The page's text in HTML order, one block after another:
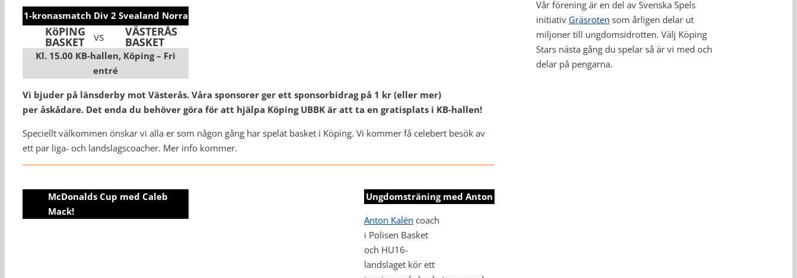
1-kronasmatch Div 2 Svealand Norra
KöPING
BASKET vs VÄSTERÅS
BASKET
Kl. 15.00 KB-hallen, Köping – Fri
entré
Vi bjuder på länsderby mot Västerås. Våra sponsorer ger ett sponsorbidrag på 1 kr (eller mer)
per åskådare. Det enda du behöver göra för att hjälpa Köping UBBK är att ta en gratisplats i KB-hallen!
Speciellt välkommen önskar vi alla er som någon gång har spelat basket i Köping. Vi kommer få celebert besök av
ett par liga- och landslagscoacher. Mer info kommer.
McDonalds Cup med Caleb
Mack!
Ungdomsträning med Anton
Anton Kalén coach
i Polisen Basket
och HU16-
landslaget kör ett
Vår förening är en del av Svenska Spels
initiativ Gräsroten som årligen delar ut
miljoner till ungdomsidrotten. Välj Köping
Stars nästa gång du spelar så är vi med och
delar på pengarna.